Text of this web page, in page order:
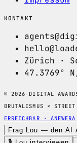
KONTAKT
Zürich ·
47.3769°
© 2026 DIGITAL
BRUTALISMUS ×
ERREICHBAR · ANEWERA
Frag Lou — den AI